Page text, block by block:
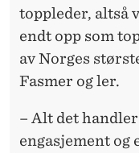
toppleder, altså
endt opp som
av Norges
Fasmer og ler.
– Alt det
engasjement og